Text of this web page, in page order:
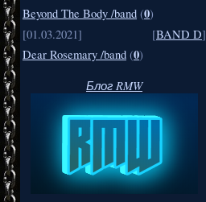
Beyond The Body /band (0)
[01.03.2021]
[BAND D]
Dear Rosemary /band (0)
Блог RMW